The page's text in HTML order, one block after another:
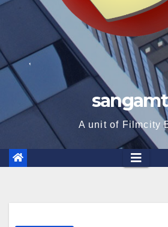
A unit of Filmcity